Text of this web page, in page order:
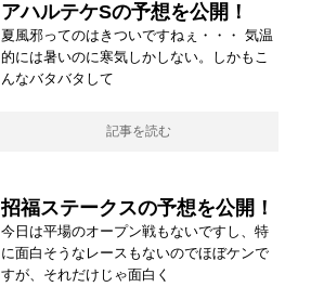
アハルテケSの予想を公開！
夏風邪ってのはきついですねぇ・・・ 気温
的には暑いのに寒気しかしない。しかもこ
んなバタバタして
記事を読む
招福ステークスの予想を公開！
今日は平場のオープン戦もないですし、特
に面白そうなレースもないのでほぼケンで
すが、それだけじゃ面白く